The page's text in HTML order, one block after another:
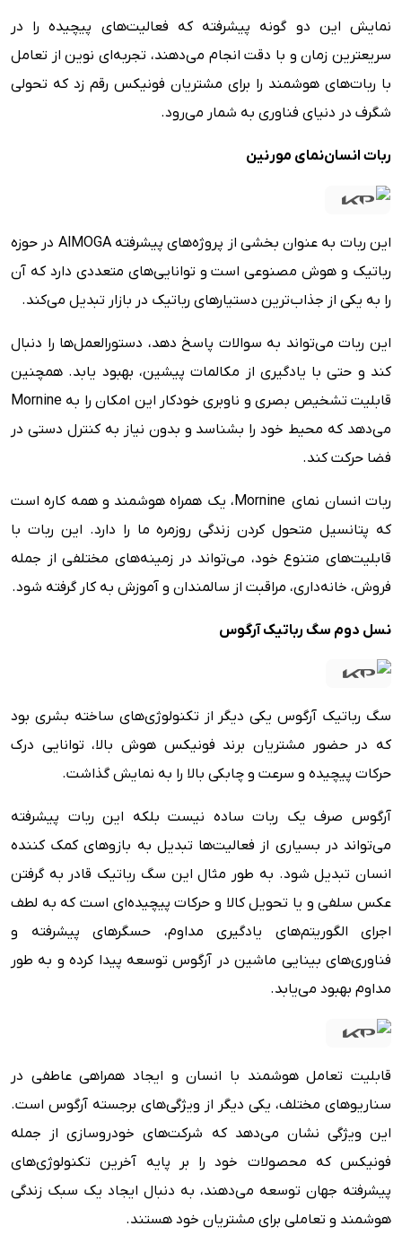
نمایش این دو گونه پیشرفته که فعالیت‌های پیچیده را در
سریعترین زمان و با دقت انجام می‌دهند، تجربه‌ای نوین از تعامل
با ربات‌های هوشمند را برای مشتریان فونیکس رقم زد که تحولی
شگرف در دنیای فناوری به شمار می‌رود.
ربات انسان‌نمای مورنین
این ربات به ‌عنوان بخشی از پروژه‌های پیشرفته AlMOGA در حوزه
رباتیک و هوش مصنوعی است و توانایی‌های متعددی دارد که آن
را به یکی از جذاب‌ترین دستیارهای رباتیک در بازار تبدیل می‌کند.
این ربات می‌تواند به سوالات پاسخ دهد، دستورالعمل‌ها را دنبال
کند و حتی با یادگیری از مکالمات پیشین، بهبود یابد. همچنین
قابلیت تشخیص بصری و ناوبری خودکار این امکان را به Mornine
می‌دهد که محیط خود را بشناسد و بدون نیاز به کنترل دستی در
فضا حرکت کند.
ربات انسان نمای Mornine، یک همراه هوشمند و همه کاره است
که پتانسیل متحول کردن زندگی روزمره ما را دارد. این ربات با
قابلیت‌های متنوع خود، می‌تواند در زمینه‌های مختلفی از جمله
فروش، خانه‌داری، مراقبت از سالمندان و آموزش به کار گرفته شود.
نسل دوم سگ رباتیک آرگوس
سگ رباتیک آرگوس یکی دیگر از تکنولوژی‌های ساخته بشری بود
که در حضور مشتریان برند فونیکس هوش بالا، توانایی درک
حرکات پیچیده و سرعت و چابکی بالا را به نمایش گذاشت.
آرگوس صرف یک ربات ساده نیست بلکه این ربات پیشرفته
می‌تواند در بسیاری از فعالیت‌ها تبدیل به بازوهای کمک کننده
انسان تبدیل شود. به طور مثال این سگ رباتیک قادر به گرفتن
عکس سلفی و یا تحویل کالا و حرکات پیچیده‌ای است که به لطف
اجرای الگوریتم‌های یادگیری مداوم، حسگرهای پیشرفته و
فناوری‌های بینایی ماشین در آرگوس توسعه پیدا کرده و به طور
مداوم بهبود می‌یابد.
قابلیت تعامل هوشمند با انسان و ایجاد همراهی عاطفی در
سناریوهای مختلف، یکی دیگر از ویژگی‌های برجسته آرگوس است.
این ویژگی نشان می‌دهد که شرکت‌های خودروسازی از جمله
فونیکس که محصولات خود را بر پایه آخرین تکنولوژی‌های
پیشرفته جهان توسعه می‌دهند، به دنبال ایجاد یک سبک زندگی
هوشمند و تعاملی برای مشتریان خود هستند.